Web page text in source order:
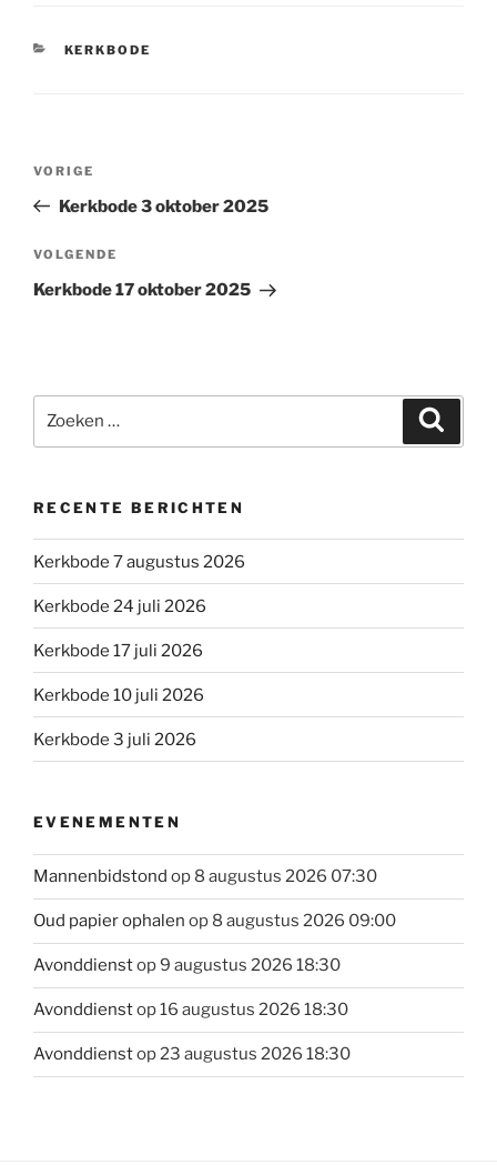
CATEGORIEËN
KERKBODE
Vorig
bericht
VORIGE
Kerkbode 3 oktober 2025
Volgend
bericht
VOLGENDE
Kerkbode 17 oktober 2025
naar:
RECENTE BERICHTEN
Kerkbode 7 augustus 2026
Kerkbode 24 juli 2026
Kerkbode 17 juli 2026
Kerkbode 10 juli 2026
Kerkbode 3 juli 2026
EVENEMENTEN
Mannenbidstond op 8 augustus 2026 07:30
Oud papier ophalen op 8 augustus 2026 09:00
Avonddienstop 9 augustus 2026 18:30
Avonddienstop 16 augustus 2026 18:30
Avonddienstop 23 augustus 2026 18:30